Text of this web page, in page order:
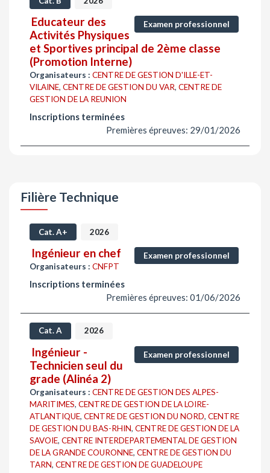
Examen professionnel
Educateur des
Activités Physiques
et Sportives principal de 2ème classe
(Promotion Interne)
Organisateurs : CENTRE DE GESTION D'ILLE-ET-
VILAINE, CENTRE DE GESTION DU VAR, CENTRE DE
GESTION DE LA REUNION
Inscriptions terminées
Premières épreuves: 29/01/2026
Filière Technique
Cat. A+ 2026
Examen professionnel
Ingénieur en chef
Organisateurs : CNFPT
Inscriptions terminées
Premières épreuves: 01/06/2026
Cat. A 2026
Examen professionnel
Ingénieur -
Technicien seul du
grade (Alinéa 2)
Organisateurs : CENTRE DE GESTION DES ALPES-
MARITIMES, CENTRE DE GESTION DE LA LOIRE-
ATLANTIQUE, CENTRE DE GESTION DU NORD, CENTRE
DE GESTION DU BAS-RHIN, CENTRE DE GESTION DE LA
SAVOIE, CENTRE INTERDEPARTEMENTAL DE GESTION
DE LA GRANDE COURONNE, CENTRE DE GESTION DU
TARN, CENTRE DE GESTION DE GUADELOUPE